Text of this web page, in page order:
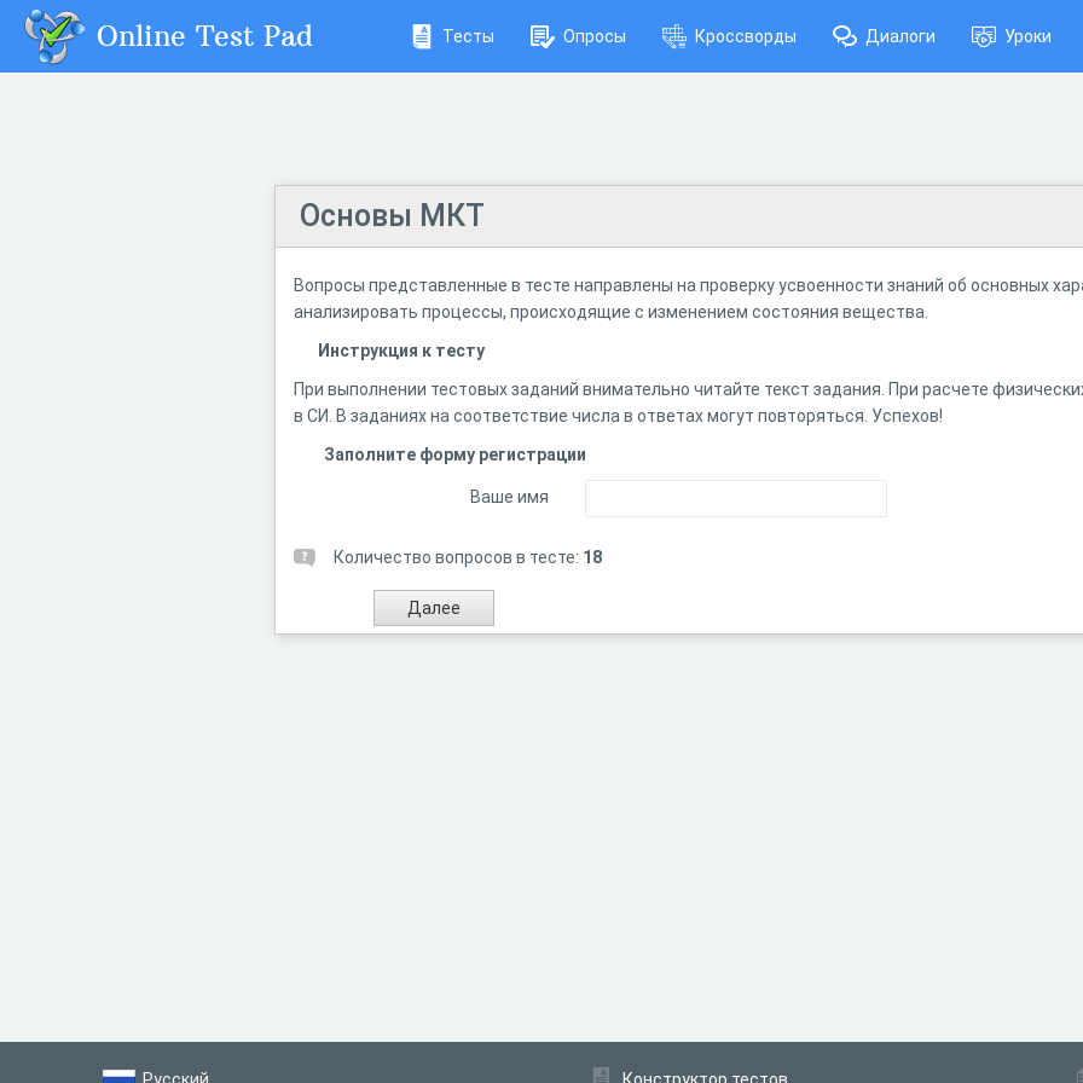
Online Test Pad Тесты Опросы Кроссворды Диалоги Уроки
Основы МКТ
Вопросы представленные в тесте направлены на проверку усвоенности знаний об основных
анализировать процессы, происходящие с изменением состояния вещества.
Инструкция к тесту
При выполнении тестовых заданий внимательно читайте текст задания. При расчете
в СИ. В заданиях на соответствие числа в ответах могут повторяться. Успехов!
Заполните форму регистрации
Ваше имя
Количество вопросов в тесте: 18